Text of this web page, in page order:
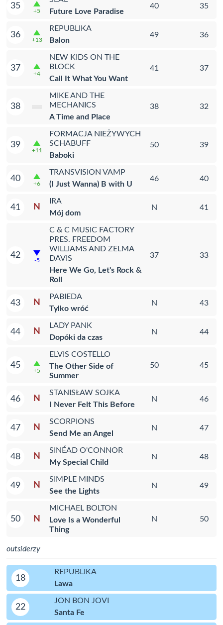
35
+5
Future Love Paradise
40 35
36
+13
REPUBLIKA
Balon
49 36
37
+4
NEW KIDS ON THE
BLOCK
Call It What You Want
41 37
38
MIKE AND THE
MECHANICS
A Time and Place
38 32
39
+11
FORMACJA NIEŻYWYCH
SCHABUFF
Baboki
50 39
40
+6
TRANSVISION VAMP
(I Just Wanna) B with U
46 40
41 N
IRA
Mój dom
N 41
42
-5
C & C MUSIC FACTORY
PRES. FREEDOM
WILLIAMS AND ZELMA
DAVIS
Here We Go, Let's Rock &
Roll
37 33
43 N
PABIEDA
Tylko wróć
N 43
44 N
LADY PANK
Dopóki da czas
N 44
45
+5
ELVIS COSTELLO
The Other Side of
Summer
50 45
46 N
STANISŁAW SOJKA
I Never Felt This Before
N 46
47 N
SCORPIONS
Send Me an Angel
N 47
48 N
SINÉAD O'CONNOR
My Special Child
N 48
49 N
SIMPLE MINDS
See the Lights
N 49
50 N
MICHAEL BOLTON
Love Is a Wonderful
Thing
N 50
outsiderzy
18
REPUBLIKA
Lawa
22
JON BON JOVI
Santa Fe